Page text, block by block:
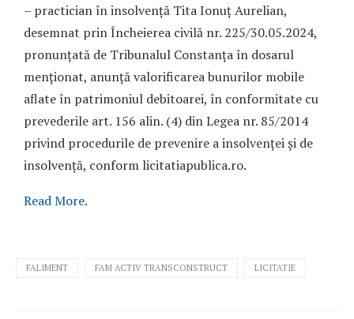
– practician în insolvență Tita Ionuț Aurelian,
desemnat prin Încheierea civilă nr. 225/30.05.2024,
pronunțată de Tribunalul Constanța în dosarul
menționat, anunță valorificarea bunurilor mobile
aflate în patrimoniul debitoarei, în conformitate cu
prevederile art. 156 alin. (4) din Legea nr. 85/2014
privind procedurile de prevenire a insolvenței și de
insolvență, conform licitatiapublica.ro.
Read More.
FALIMENT FAM ACTIV TRANSCONSTRUCT LICITATIE